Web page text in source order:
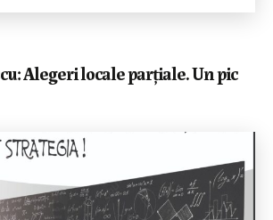
Alegeri locale parțiale. Un pic